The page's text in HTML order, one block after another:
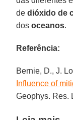
dedióxido de
dosoceanos.
Referência:
Bernie, D., J.
Influence of
Geophys. Res.